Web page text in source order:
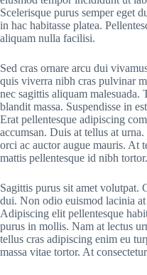
Scelerisque purus semper eget
in hac habitasse platea.
aliquam nulla facilisi.
Sed cras ornare arcu dui
quis viverra nibh cras pulvinar
nec sagittis aliquam malesuada.
blandit massa. Suspendisse in
Erat pellentesque adipiscing
accumsan. Duis at tellus at
orci ac auctor augue mauris. At
mattis pellentesque id nibh tortor.
Sagittis purus sit amet volutpat.
dui. Non odio euismod lacinia
Adipiscing elit pellentesque
purus in mollis. Nam at lectus
tellus cras adipiscing enim eu
massa vitae tortor. At